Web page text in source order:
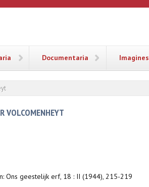
Documentaria Imagines
VOLCOMENHEYT
Ons geestelijk erf, 18 : II (1944), 215-219